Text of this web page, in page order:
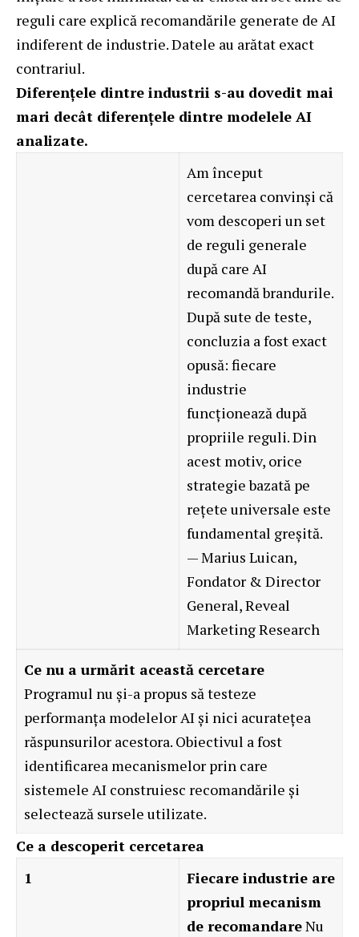
reguli care explică recomandările generate de AI
indiferent de industrie. Datele au arătat exact
contrariul.
Diferențele dintre industrii s-au dovedit mai
mari decât diferențele dintre modelele AI
analizate.
Am început
cercetarea convinși că
vom descoperi un set
de reguli generale
după care AI
recomandă brandurile.
După sute de teste,
concluzia a fost exact
opusă: fiecare
industrie
funcționează după
propriile reguli. Din
acest motiv, orice
strategie bazată pe
rețete universale este
fundamental greșită.
— Marius Luican,
Fondator & Director
General, Reveal
Marketing Research
Ce nu a urmărit această cercetare
Programul nu și-a propus să testeze
performanța modelelor AI și nici acuratețea
răspunsurilor acestora. Obiectivul a fost
identificarea mecanismelor prin care
sistemele AI construiesc recomandările și
selectează sursele utilizate.
Ce a descoperit cercetarea
1
Fiecare industrie are
propriul mecanism
de recomandareNu